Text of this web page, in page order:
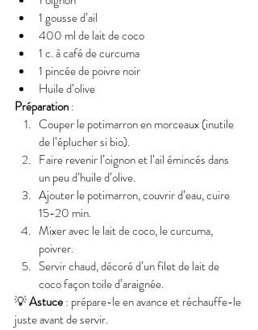
1 gousse d’ail
400 ml de lait de coco
1 c. à café de curcuma
1 pincée de poivre noir
Huile d’olive
Préparation :
Couper le potimarron en morceaux (inutile
de l’éplucher si bio).
Faire revenir l’oignon et l’ail émincés dans
un peu d’huile d’olive.
Ajouter le potimarron, couvrir d’eau, cuire
15-20 min.
Mixer avec le lait de coco, le curcuma,
poivrer.
Servir chaud, décoré d’un filet de lait de
coco façon toile d’araignée.
💡 Astuce : prépare-le en avance et réchauffe-le
juste avant de servir.